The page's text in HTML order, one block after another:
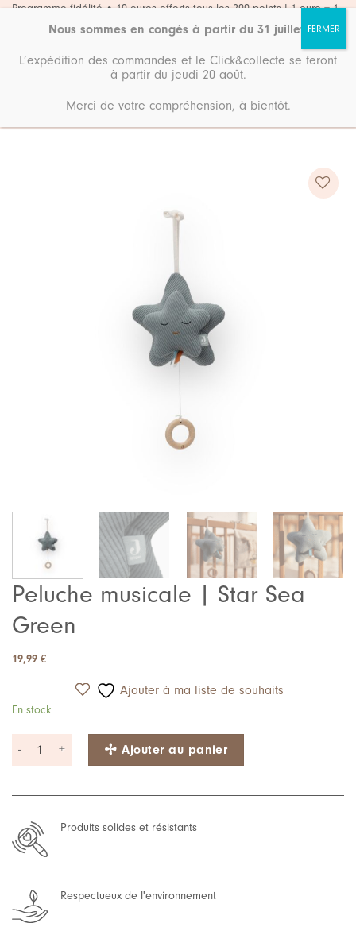
Passer
Programme fidélité • 10 euros offerts tous les 200 points ! 1 euro = 1
Accueil Boutique Chambre & Déco
Peluche musicale | Star Sea
Green
19,99 €
Ajouter à ma liste de souhaits
En stock
quantité de Peluche musicale | Star Sea Green
Ajouter au panier
Produits solides et résistants
Respectueux de l'environnement
Nous sommes en congés à partir du 31 juillet
L’expédition des commandes et le Click&collecte se feront
à partir du jeudi 20 août.
Merci de votre compréhension, à bientôt.